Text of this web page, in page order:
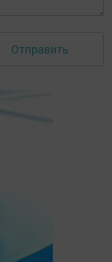
Отправить